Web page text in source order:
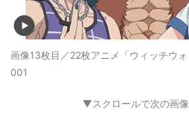
画像13枚目／22枚アニメ「ウィッチウ
001
▼スクロールで次の画